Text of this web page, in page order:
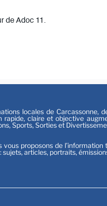
de Adoc 11.
locales de Carcassonne,
rapide, claire et objective
Sports, Sorties et
vous proposons de
sujets, articles, portraits,